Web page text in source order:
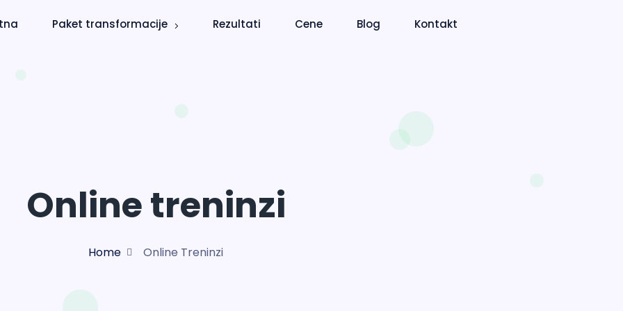
Paket transformacije Rezultati Cene Blog Kontakt
Online treninzi
Home Online Treninzi